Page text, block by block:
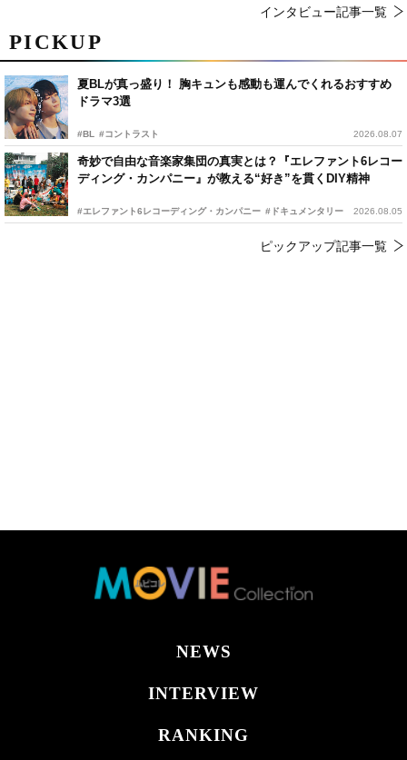
PICKUP
夏BLが真っ盛り！ 胸キュンも感動も運んでくれるおすすめ
ドラマ3選
#BL #コントラスト 2026.08.07
奇妙で自由な音楽家集団の真実とは？『エレファント6レコー
ディング・カンパニー』が教える“好き”を貫くDIY精神
#エレファント6レコーディング・カンパニー #ドキュメンタリー 2026.08.05
ピックアップ記事一覧
インタビュー記事一覧
NEWS
INTERVIEW
RANKING